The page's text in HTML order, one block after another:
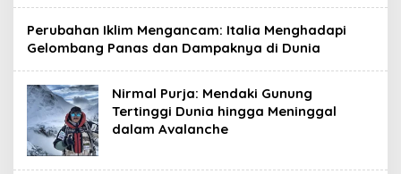
Perubahan Iklim Mengancam: Italia Menghadapi
Gelombang Panas dan Dampaknya di Dunia
Nirmal Purja: Mendaki Gunung
Tertinggi Dunia hingga Meninggal
dalam Avalanche